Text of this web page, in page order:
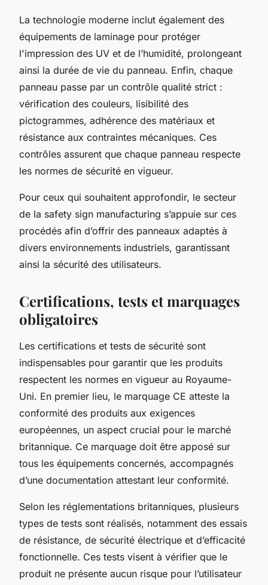
La technologie moderne inclut également des
équipements de laminage pour protéger
l'impression des UV et de l’humidité, prolongeant
ainsi la durée de vie du panneau. Enfin, chaque
panneau passe par un contrôle qualité strict :
vérification des couleurs, lisibilité des
pictogrammes, adhérence des matériaux et
résistance aux contraintes mécaniques. Ces
contrôles assurent que chaque panneau respecte
les normes de sécurité en vigueur.
Pour ceux qui souhaitent approfondir, le secteur
de la safety sign manufacturing s’appuie sur ces
procédés afin d’offrir des panneaux adaptés à
divers environnements industriels, garantissant
ainsi la sécurité des utilisateurs.
Certifications, tests et marquages
obligatoires
Les certifications et tests de sécurité sont
indispensables pour garantir que les produits
respectent les normes en vigueur au Royaume-
Uni. En premier lieu, le marquage CE atteste la
conformité des produits aux exigences
européennes, un aspect crucial pour le marché
britannique. Ce marquage doit être apposé sur
tous les équipements concernés, accompagnés
d’une documentation attestant leur conformité.
Selon les réglementations britanniques, plusieurs
types de tests sont réalisés, notamment des essais
de résistance, de sécurité électrique et d’efficacité
fonctionnelle. Ces tests visent à vérifier que le
produit ne présente aucun risque pour l’utilisateur